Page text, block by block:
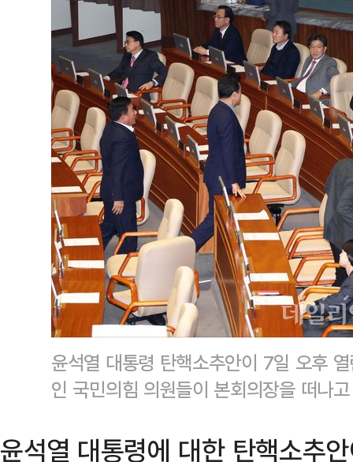
윤석열 대통령 탄핵소추안이 7일 오후
인 국민의힘 의원들이 본회의장을 떠나
윤석열 대통령에 대한 탄핵소추